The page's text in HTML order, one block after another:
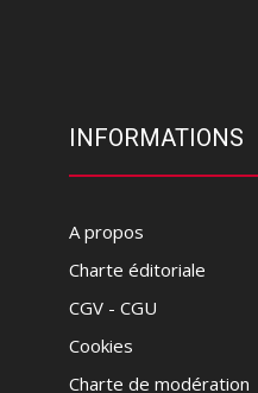
INFORMATIONS
A propos
Charte éditoriale
CGV - CGU
Cookies
Charte de modération